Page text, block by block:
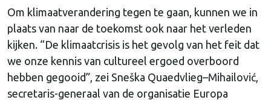
Om klimaatverandering tegen te gaan, kunnen we in
plaats van naar de toekomst ook naar het verleden
kijken. “De klimaatcrisis is het gevolg van het feit dat
we onze kennis van cultureel ergoed overboord
hebben gegooid”, zei Sneška Quaedvlieg–Mihailović,
secretaris-generaal van de organisatie Europa